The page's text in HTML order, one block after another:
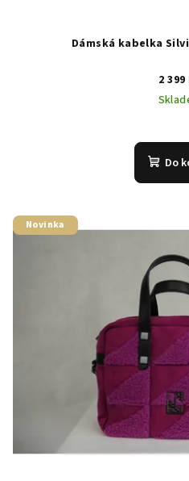
Dámská kabelka
2 399
Do
Novinka